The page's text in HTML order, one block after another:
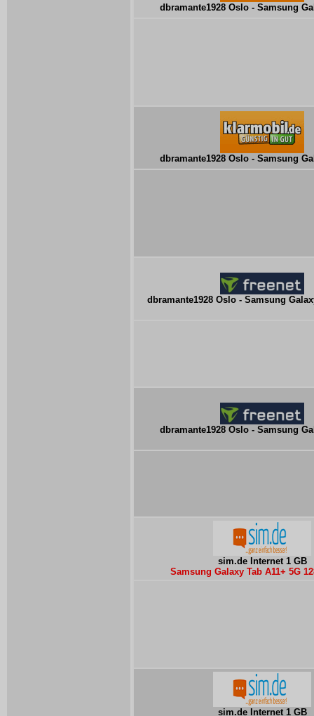
dbramante1928 Oslo - Samsung
dbramante1928 Oslo - Samsung
dbramante1928 Oslo - Samsung
dbramante1928 Oslo - Samsung
sim.de Internet 1 GB
Samsung Galaxy Tab A11+ 5G
sim.de Internet 1 GB